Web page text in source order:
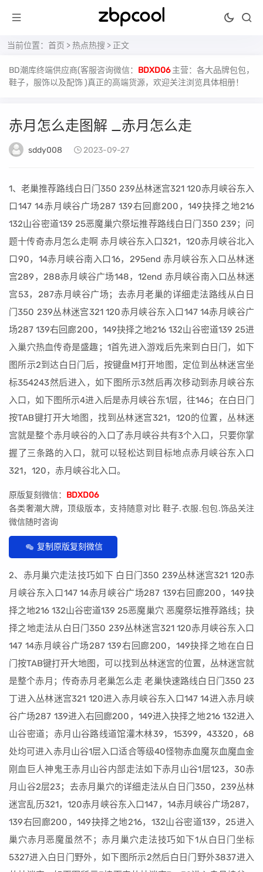
当前位置： 首页 >热点热搜 > 正文
BD潮库终端供应商(客服咨询微信： BDXD06 主营：各大品牌包包，
鞋子，服饰以及配饰 )真正的高端货源，欢迎关注浏览具体相册！
赤月怎么走图解 _赤月怎么走
sddy008 2023-09-27
1、老巢推荐路线白日门350 239丛林迷宫321 120赤月峡谷东入
口147 14赤月峡谷广场287 139右回廊200，149抉择之地216
132山谷密道139 25恶魔巢穴祭坛推荐路线白日门350 239；问
题十传奇赤月怎么走啊 赤月峡谷东入口321，120赤月峡谷北入
口90，14赤月峡谷南入口16，295end 赤月峡谷东入口丛林迷
宫289，288赤月峡谷广场148，12end 赤月峡谷南入口丛林迷
宫53，287赤月峡谷广场；去赤月老巢的详细走法路线从白日
门350 239丛林迷宫321 120赤月峡谷东入口147 14赤月峡谷广
场287 139右回廊200，149抉择之地216 132山谷密道139 25进
入巢穴热血传奇是盛趣；1首先进入游戏后先来到白日门，如下
图所示2到达白日门后，按键盘M打开地图，定位到丛林迷宫坐
标354243然后进入，如下图所示3然后再次移动到赤月峡谷东
入口，如下图所示4进入后是赤月峡谷东1层，往146；在白日门
按TAB键打开大地图，找到丛林迷宫321，120的位置，丛林迷
宫就是整个赤月峡谷的入口了赤月峡谷共有3个入口，只要你掌
握了三条路的入口，就可以轻松达到目标地点赤月峡谷东入口
321，120，赤月峡谷北入口。
原版复刻微信： BDXD06
各类奢潮大牌，顶级版本，支持随意对比 鞋子.衣服.包包.饰品关注
微信随时咨询
复制原版复刻微信
2、赤月巢穴走法技巧如下 白日门350 239丛林迷宫321 120赤
月峡谷东入口147 14赤月峡谷广场287 139右回廊200，149抉
择之地216 132山谷密道139 25恶魔巢穴 恶魔祭坛推荐路线；抉
择之地走法从白日门350 239丛林迷宫321 120赤月峡谷东入口
147 14赤月峡谷广场287 139右回廊200，149抉择之地在白日
门按TAB键打开大地图，可以找到丛林迷宫的位置，丛林迷宫就
是整个赤月；传奇赤月老巢怎么走 老巢快速路线白日门350 23
丁进入丛林迷宫321 120进入赤月峡谷东入口147 14进入赤月峡
谷广场287 139进入右回廊200，149进入抉择之地216 132进入
山谷密道；赤月山谷路线道馆灌木林39，15399，43320，68
处均可进入赤月山谷1层入口适合等级40怪物赤血魔灰血魔血金
刚血巨人神鬼王赤月山谷内部走法如下赤月山谷1层123，30赤
月山谷2层23；去赤月巢穴的详细走法从白日门350，239丛林
迷宫乱历321，120赤月峡谷东入口147，14赤月峡谷广场287，
139右回廊200，149抉择之地216，132山谷密道139，25进入
巢穴赤月恶魔虽然不；赤月巢穴走法技巧如下1从白日门坐标
5327进入白日门野外，如下图所示2然后白日门野外3837进入